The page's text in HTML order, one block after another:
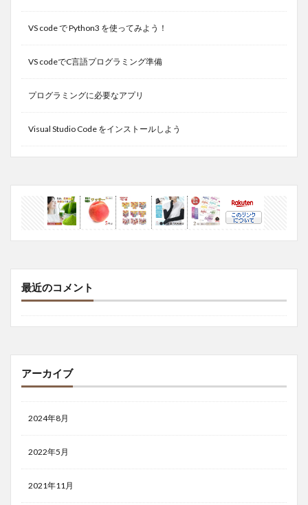
VS code で Python3 を使ってみよう！
VS codeでC言語プログラミング準備
プログラミングに必要なアプリ
Visual Studio Code をインストールしよう
最近のコメント
アーカイブ
2024年8月
2022年5月
2021年11月